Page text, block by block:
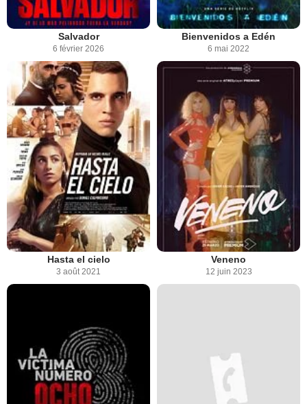
Salvador
6 février 2026
Bienvenidos a Edén
6 mai 2022
Hasta el cielo
3 août 2021
Veneno
12 juin 2023